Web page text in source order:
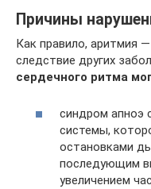
Причины
Как правило, аритмия
следствие других
сердечного ритма
синдром апноэ
системы,
остановками
последующим
увеличением